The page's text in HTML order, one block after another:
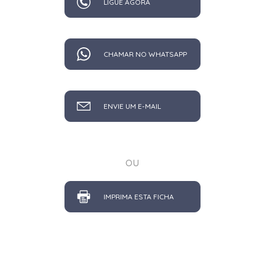
LIGUE AGORA
CHAMAR NO WHATSAPP
ENVIE UM E-MAIL
ou
IMPRIMA ESTA FICHA